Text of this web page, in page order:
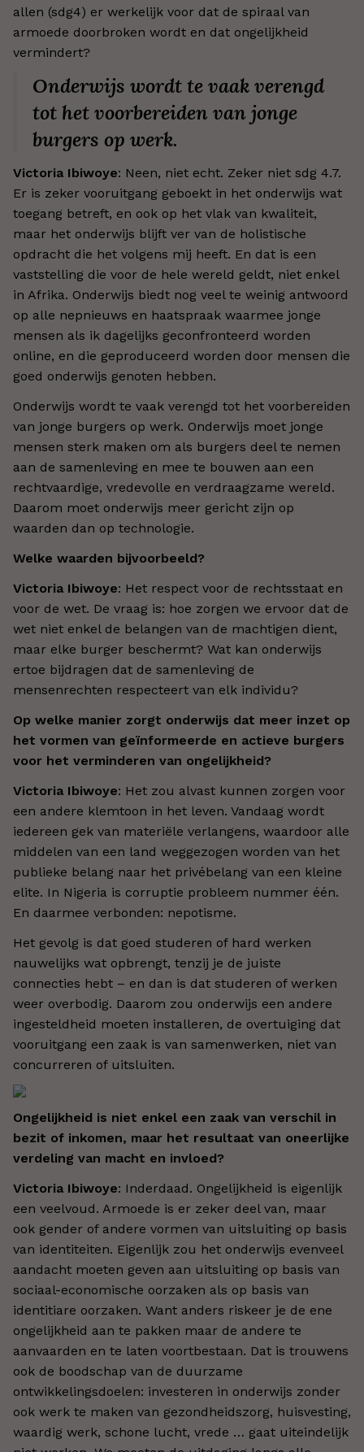
allen (sdg4) er werkelijk voor dat de spiraal van
armoede doorbroken wordt en dat ongelijkheid
vermindert?
Onderwijs wordt te vaak verengd
tot het voorbereiden van jonge
burgers op werk.
Victoria Ibiwoye: Neen, niet echt. Zeker niet sdg 4.7.
Er is zeker vooruitgang geboekt in het onderwijs wat
toegang betreft, en ook op het vlak van kwaliteit,
maar het onderwijs blijft ver van de holistische
opdracht die het volgens mij heeft. En dat is een
vaststelling die voor de hele wereld geldt, niet enkel
in Afrika. Onderwijs biedt nog veel te weinig antwoord
op alle nepnieuws en haatspraak waarmee jonge
mensen als ik dagelijks geconfronteerd worden
online, en die geproduceerd worden door mensen die
goed onderwijs genoten hebben.
Onderwijs wordt te vaak verengd tot het voorbereiden
van jonge burgers op werk. Onderwijs moet jonge
mensen sterk maken om als burgers deel te nemen
aan de samenleving en mee te bouwen aan een
rechtvaardige, vredevolle en verdraagzame wereld.
Daarom moet onderwijs meer gericht zijn op
waarden dan op technologie.
Welke waarden bijvoorbeeld?
Victoria Ibiwoye: Het respect voor de rechtsstaat en
voor de wet. De vraag is: hoe zorgen we ervoor dat de
wet niet enkel de belangen van de machtigen dient,
maar elke burger beschermt? Wat kan onderwijs
ertoe bijdragen dat de samenleving de
mensenrechten respecteert van elk individu?
Op welke manier zorgt onderwijs dat meer inzet op
het vormen van geïnformeerde en actieve burgers
voor het verminderen van ongelijkheid?
Victoria Ibiwoye: Het zou alvast kunnen zorgen voor
een andere klemtoon in het leven. Vandaag wordt
iedereen gek van materiële verlangens, waardoor alle
middelen van een land weggezogen worden van het
publieke belang naar het privébelang van een kleine
elite. In Nigeria is corruptie probleem nummer één.
En daarmee verbonden: nepotisme.
Het gevolg is dat goed studeren of hard werken
nauwelijks wat opbrengt, tenzij je de juiste
connecties hebt – en dan is dat studeren of werken
weer overbodig. Daarom zou onderwijs een andere
ingesteldheid moeten installeren, de overtuiging dat
vooruitgang een zaak is van samenwerken, niet van
concurreren of uitsluiten.
Ongelijkheid is niet enkel een zaak van verschil in
bezit of inkomen, maar het resultaat van oneerlijke
verdeling van macht en invloed?
Victoria Ibiwoye: Inderdaad. Ongelijkheid is eigenlijk
een veelvoud. Armoede is er zeker deel van, maar
ook gender of andere vormen van uitsluiting op basis
van identiteiten. Eigenlijk zou het onderwijs evenveel
aandacht moeten geven aan uitsluiting op basis van
sociaal-economische oorzaken als op basis van
identitiare oorzaken. Want anders riskeer je de ene
ongelijkheid aan te pakken maar de andere te
aanvaarden en te laten voortbestaan. Dat is trouwens
ook de boodschap van de duurzame
ontwikkelingsdoelen: investeren in onderwijs zonder
ook werk te maken van gezondheidszorg, huisvesting,
waardig werk, schone lucht, vrede … gaat uiteindelijk